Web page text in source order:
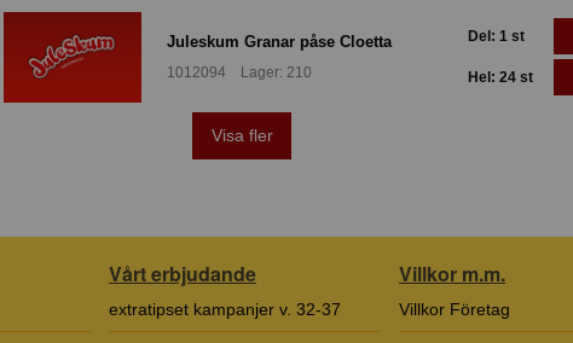
Juleskum Granar påse Cloetta
1012094 Lager: 210
Del: 1 st
Hel: 24 st
Visa fler
Vårt erbjudande
extratipset kampanjer v. 32-37
Villkor m.m.
Villkor Företag